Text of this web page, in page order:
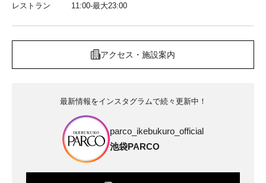
レストラン 11:00-最大23:00
アクセス・施設案内
最新情報をインスタグラムで続々更新中！
parco_ikebukuro_official
池袋PARCO